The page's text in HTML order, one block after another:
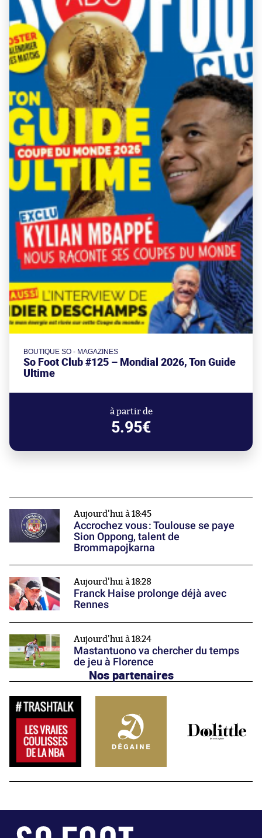
BOUTIQUE SO - MAGAZINES
So Foot Club #125 – Mondial 2026, Ton Guide
Ultime
à partir de
5.95€
Aujourd'hui à 18:45
Accrochez vous : Toulouse se paye
Sion Oppong, talent de
Brommapojkarna
Aujourd'hui à 18:28
Franck Haise prolonge déjà avec
Rennes
Aujourd'hui à 18:24
Mastantuono va chercher du temps
de jeu à Florence
Nos partenaires